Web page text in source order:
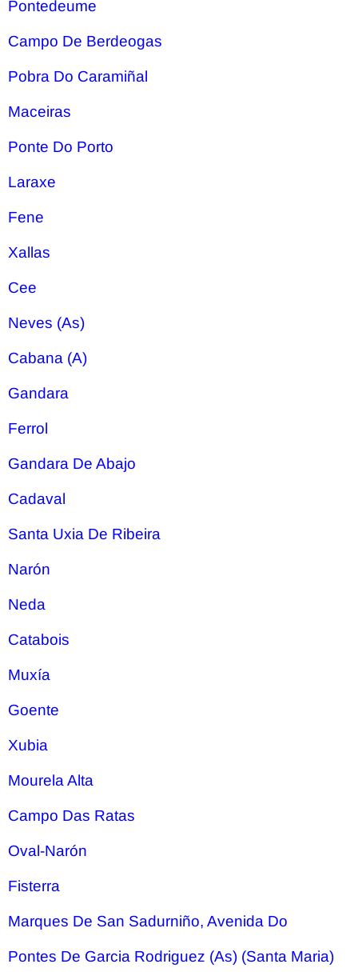
Pontedeume
Campo De Berdeogas
Pobra Do Caramiñal
Maceiras
Ponte Do Porto
Laraxe
Fene
Xallas
Cee
Neves (As)
Cabana (A)
Gandara
Ferrol
Gandara De Abajo
Cadaval
Santa Uxia De Ribeira
Narón
Neda
Catabois
Muxía
Goente
Xubia
Mourela Alta
Campo Das Ratas
Oval-Narón
Fisterra
Marques De San Sadurniño, Avenida Do
Pontes De Garcia Rodriguez (As) (Santa Maria)